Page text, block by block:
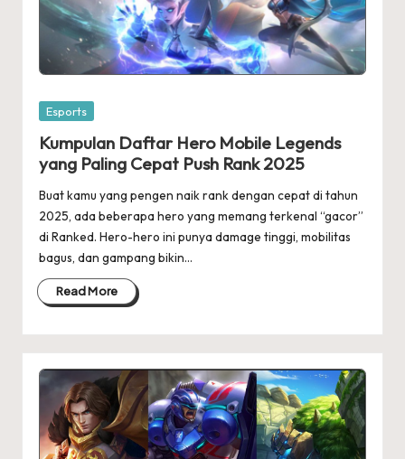
Posted
Esports
Kumpulan Daftar Hero Mobile Legends
yang Paling Cepat Push Rank 2025
Buat kamu yang pengen naik rank dengan cepat di tahun
2025, ada beberapa hero yang memang terkenal “gacor”
di Ranked. Hero-hero ini punya damage tinggi, mobilitas
bagus, dan gampang bikin…
Read More